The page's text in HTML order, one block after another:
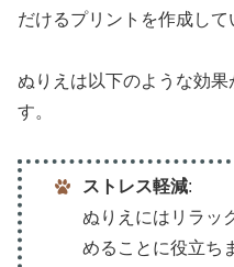
だけるプリントを作成して
ぬりえは以下のような効
す。
ストレス軽減:
ぬりえにはリラッ
めることに役立ち